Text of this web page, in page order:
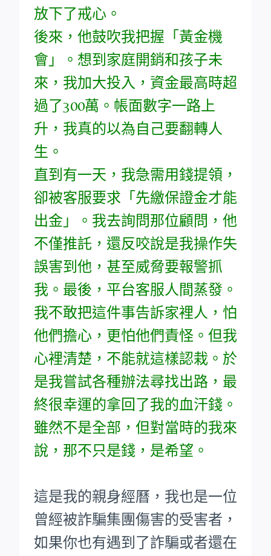
放下了戒心。
後來，他鼓吹我把握「黃金機
會」。想到家庭開銷和孩子未
來，我加大投入，資金最高時超
過了300萬。帳面數字一路上
升，我真的以為自己要翻轉人
生。
直到有一天，我急需用錢提領，
卻被客服要求「先繳保證金才能
出金」。我去詢問那位顧問，他
不僅推託，還反咬說是我操作失
誤害到他，甚至威脅要報警抓
我。最後，平台客服人間蒸發。
我不敢把這件事告訴家裡人，怕
他們擔心，更怕他們責怪。但我
心裡清楚，不能就這樣認栽。於
是我嘗試各種辦法尋找出路，最
終很幸運的拿回了我的血汗錢。
雖然不是全部，但對當時的我來
說，那不只是錢，是希望。
這是我的親身經曆，我也是一位
曾經被詐騙集團傷害的受害者，
如果你也有遇到了詐騙或者還在